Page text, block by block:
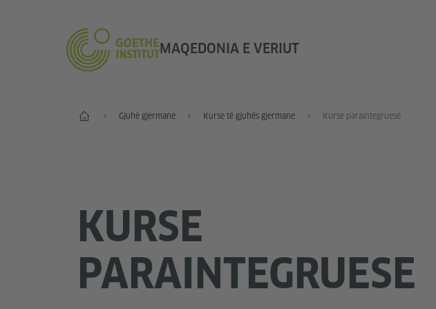
MAQEDONIA E VERIUT
Fillimi Gjuhë gjermane Kurse të gjuhës gjermane Kurse paraintegruese
KURSE
PARAINTEGRUESE